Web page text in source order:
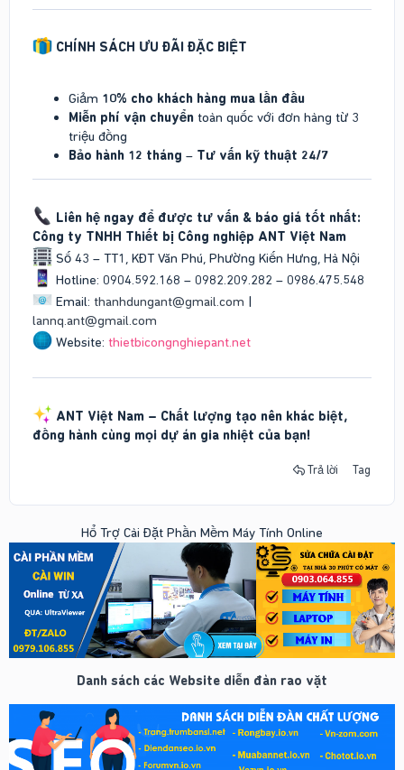
CHÍNH SÁCH ƯU ĐÃI ĐẶC BIỆT
Giảm 10% cho khách hàng mua lần đầu
Miễn phí vận chuyển toàn quốc với đơn hàng từ 3
triệu đồng
Bảo hành 12 tháng – Tư vấn kỹ thuật 24/7
Liên hệ ngay để được tư vấn & báo giá tốt nhất:
Công ty TNHH Thiết bị Công nghiệp ANT Việt Nam
Số 43 – TT1, KĐT Văn Phú, Phường Kiến Hưng, Hà Nội
Hotline: 0904.592.168 – 0982.209.282 – 0986.475.548
Email: thanhdungant@gmail.com |
lannq.ant@gmail.com
Website: thietbicongnghiepant.net
ANT Việt Nam – Chất lượng tạo nên khác biệt,
đồng hành cùng mọi dự án gia nhiệt của bạn!
Trả lời Tag
Hổ Trợ Cài Đặt Phần Mềm Máy Tính Online
Danh sách các Website diễn đàn rao vặt